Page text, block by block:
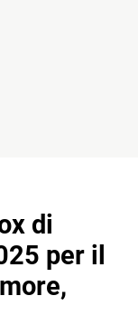
di
per il